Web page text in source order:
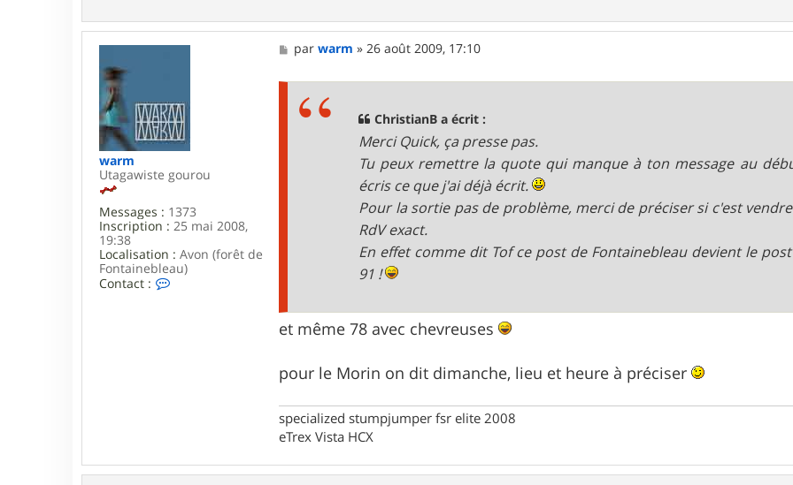
t
a
r
C
h
r
s
t
a
n
warm
Utagawiste gourou
Messages : 1373
Inscription : 25 mai 2008,
19:38
Localisation : Avon (forêt de
Fontainebleau)
Contact :
M
e
parwarm » 26 août 2009, 17:10
ChristianB a écrit :
Merci Quick, ça presse pas.
Tu peux remettre la quote qui manque à ton message au
écris ce que j'ai déjà écrit.
Pour la sortie pas de problème, merci de préciser si c'est
RdV exact.
En effet comme dit Tof ce post de Fontainebleau devient le
91 !
et même 78 avec chevreuses
pour le Morin on dit dimanche, lieu et heure à préciser
specialized stumpjumper fsr elite 2008
eTrex Vista HCX